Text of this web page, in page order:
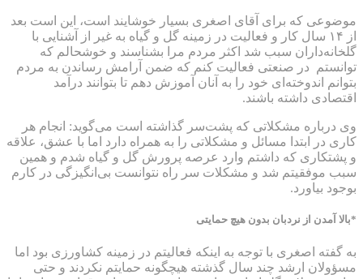
موضوعی که برای آقای اصغری بسیار خوشایند است، این است بعد
از ۱۴ سال کار و فعالیت در زمینه گل و گیاه به غیر از آشنایی با
گلخانه‌داران سبب شد اکثر مردم مرا بشناسند و خوشحالم که
توانستم در صنعتی فعالیت کنم که ضمن آرامش رساندن به مردم
بتوانم اندوخته‌ای خود را به آنان آموزش دهم تا بتوانند درآمد
اقتصادی داشته باشند.
وی درباره مشکلاتی که پشت‌سر گذاشته است می‌گوید: انجام هر
کاری در ابتدا مسائل و مشکلاتی را به همراه دارد اما با عشق، علاقه
و پشتکاری که داشتم وارد عرصه پرورش گل و گیاه شدم و همین
سبب موفقیتم شد و مشکلات سر راه نتوانست بی‌انگیزگی در کارم
بوجود بیاورد.
*بالا آمدن از نردبان بدون هیچ حمایتی
به گفته اصغری با توجه به اینکه فعالیتم در زمینه کشاورزی بود اما
مسؤولان ارشد چند سال گذشته هیچگونه حمایتم نکردند و حتی